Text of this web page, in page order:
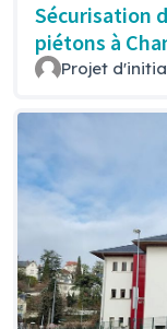
Sécurisation
piétons à
Projet